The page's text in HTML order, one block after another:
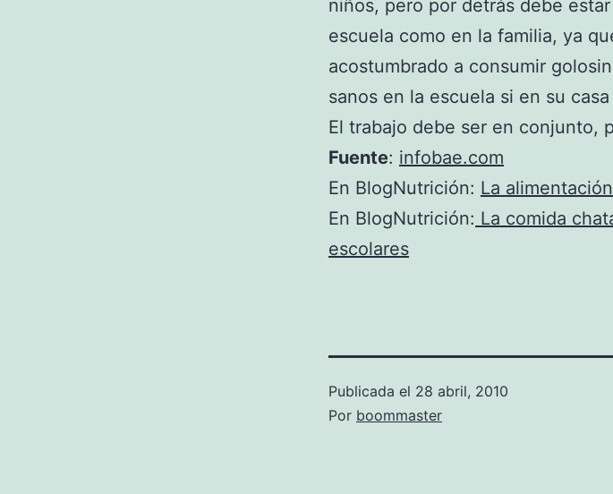
niños, pero por detrás debe
escuela como en la familia, ya
acostumbrado a consumir
sanos en la escuela si en su
El trabajo debe ser en conjunto,
Fuente: infobae.com
En BlogNutrición: La
En BlogNutrición: La comida
escolares
Publicada el 28 abril, 2010
Por boommaster